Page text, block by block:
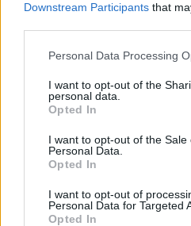
Downstream Participants that
Personal Data Processing
I want to opt-out of the
personal data.
Opted In
I want to opt-out of the Sale
Personal Data.
Opted In
I want to opt-out of
Personal Data for Targeted
Opted In
425. tétel:
425. tétel,
Kikiáltási ár:50 000